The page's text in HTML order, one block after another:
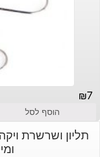
₪7
הוסף לסל
תליון ושרשרת